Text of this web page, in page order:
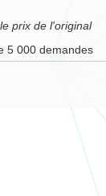
prix de l'original
5 000 demandes
10 000 + numéros